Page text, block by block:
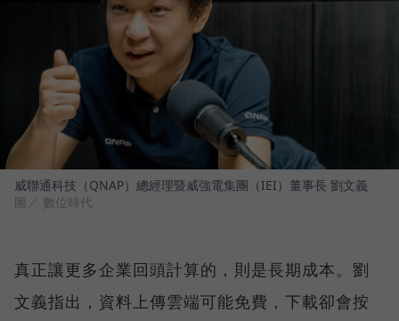
威聯通科技（QNAP）總經理暨威強電集團（IEI）董事長 劉文義
圖／ 數位時代
真正讓更多企業回頭計算的，則是長期成本。劉
文義指出，資料上傳雲端可能免費，下載卻會按